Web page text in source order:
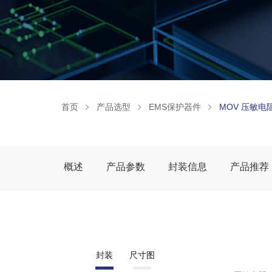
首页 产品选型 EMS保护器件 MOV 压敏电
概述 产品参数 封装信息 产品推荐
封装 尺寸图